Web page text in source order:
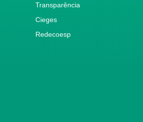
Transparência
Cieges
Redecoesp